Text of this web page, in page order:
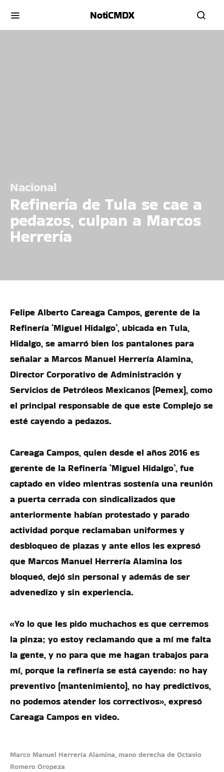
NotiCMDX
Nacional
Refinería de Tula se cae a
pedazos, culpan a Marcos
Herrería
Felipe Alberto Careaga Campos, gerente de la
Refinería ‘Miguel Hidalgo’, ubicada en Tula,
Hidalgo, se amarró bien los pantalones para
señalar a Marcos Manuel Herrería Alamina,
Director Corporativo de Administración y
Servicios de Petróleos Mexicanos (Pemex), como
el principal responsable de que este Complejo se
esté cayendo a pedazos.
Careaga Campos, quien desde el años 2016 es
gerente de la Refinería ‘Miguel Hidalgo’, fue
captado en video mientras sostenía una reunión
a puerta cerrada con sindicalizados que
anteriormente habían protestado y parado
actividad porque reclamaban uniformes y
desbloqueo de plazas y ante ellos les expresó
que Marcos Manuel Herrería Alamina los
bloqueó, dejó sin personal y además de ser
advenedizo y sin experiencia.
«Yo lo que les pido muchachos es que cerremos
la pinza; yo estoy reclamando que a mí me falta
la gente, y no para que me hagan trabajos para
mí, porque la refinería se está cayendo: no hay
preventivo (mantenimiento), no hay predictivos,
no podemos atender los correctivos», expresó
Careaga Campos en video.
Marco Manuel Herrería Alamina, mano derecha de Octavio
Romero Oropeza